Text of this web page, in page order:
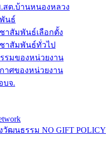
สต.บ้านหนองหลวง
นธ์
าสัมพันธ์เลือกตั้ง
าสัมพันธ์ทั่วไป
รมของหน่วยงาน
าศของหน่วยงาน
บจ.
วัฒนธรรม NO GIFT POLICY